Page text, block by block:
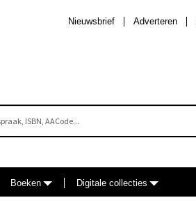
Adverteren
Nieuwsbrief
Boeken Digitale collecties